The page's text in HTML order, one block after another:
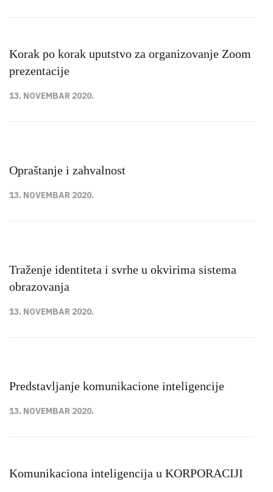
Korak po korak uputstvo za organizovanje Zoom
prezentacije
13. NOVEMBAR 2020.
Opraštanje i zahvalnost
13. NOVEMBAR 2020.
Traženje identiteta i svrhe u okvirima sistema
obrazovanja
13. NOVEMBAR 2020.
Predstavljanje komunikacione inteligencije
13. NOVEMBAR 2020.
Komunikaciona inteligencija u KORPORACIJI